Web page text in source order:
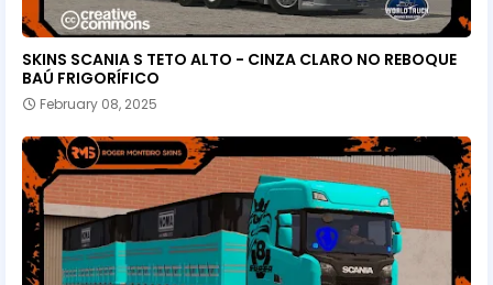
SKINS SCANIA S TETO ALTO - CINZA CLARO NO REBOQUE
BAÚ FRIGORÍFICO
February 08, 2025